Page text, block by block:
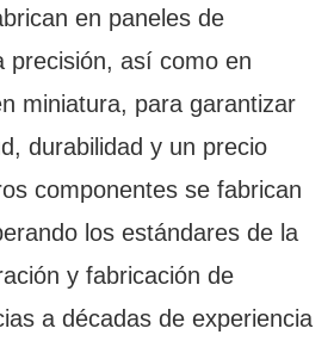
en paneles de
precisión, así como en
miniatura, para garantizar
durabilidad y un precio
componentes se fabrican
los estándares de la
y fabricación de
a décadas de experiencia